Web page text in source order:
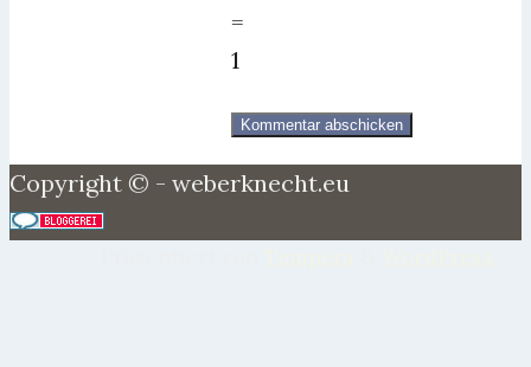
=
1
Copyright © - weberknecht.eu